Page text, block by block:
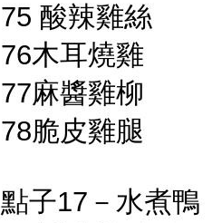
75 酸辣雞絲
76木耳燒雞
77麻醬雞柳
78脆皮雞腿
點子17－水煮鴨